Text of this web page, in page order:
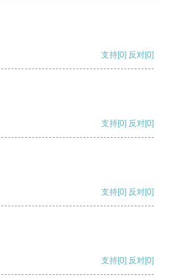
支持[0] 反对[0]
支持[0] 反对[0]
支持[0] 反对[0]
支持[0] 反对[0]